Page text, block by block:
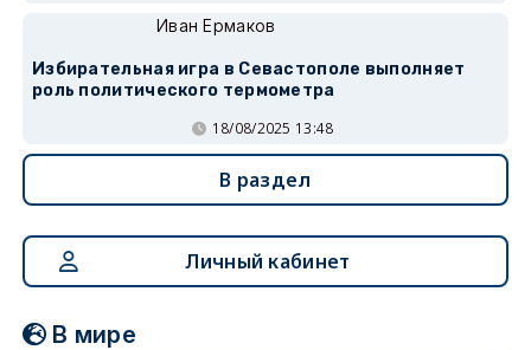
Иван Ермаков
Избирательная игра в Севастополе выполняет
роль политического термометра
18/08/2025 13:48
В раздел
Личный кабинет
В мире